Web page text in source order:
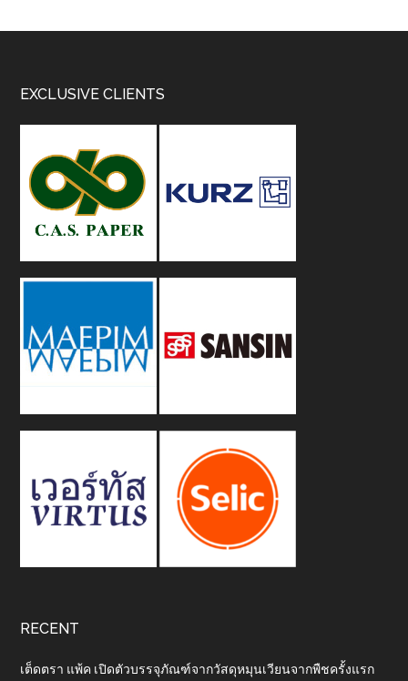
Footer
EXCLUSIVE CLIENTS
RECENT
เต็ดตรา แพ้ค เปิดตัวบรรจุภัณฑ์จากวัสดุหมุนเวียนจากพืชครั้งแรก